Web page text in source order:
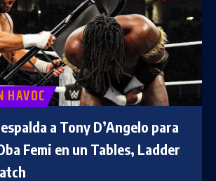
HAVOC
a Tony D’Angelo para
Femi en un Tables, Ladder